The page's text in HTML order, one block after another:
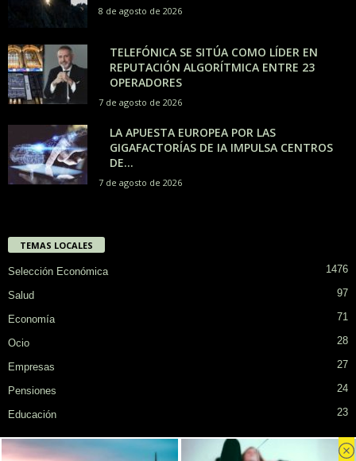
8 de agosto de 2026
TELEFÓNICA SE SITÚA COMO LÍDER EN
REPUTACIÓN ALGORÍTMICA ENTRE 23
OPERADORES
7 de agosto de 2026
LA APUESTA EUROPEA POR LAS
GIGAFACTORÍAS DE IA IMPULSA CENTROS
DE...
7 de agosto de 2026
TEMAS LOCALES
Selección Económica 1476
Salud 97
Economía 71
Ocio 28
Empresas 27
Pensiones 24
Educación 23